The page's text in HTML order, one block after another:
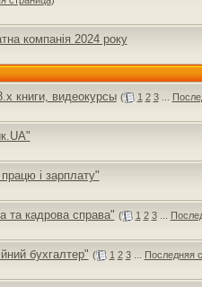
компанія 2024 року
книги, видеокурсы ( 1 2 3...
і зарплату"
та кадрова справа" ( 1 2 3...
бухгалтер" ( 1 2 3...
Последняя